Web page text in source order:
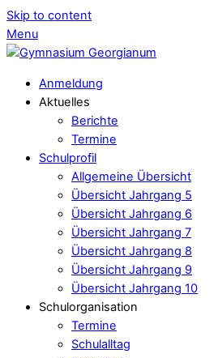
Skip to content
Menu
Anmeldung
Aktuelles
Berichte
Termine
Schulprofil
Allgemeine Übersicht
Übersicht Jahrgang 5
Übersicht Jahrgang 6
Übersicht Jahrgang 7
Übersicht Jahrgang 8
Übersicht Jahrgang 9
Übersicht Jahrgang 10
Schulorganisation
Termine
Schulalltag